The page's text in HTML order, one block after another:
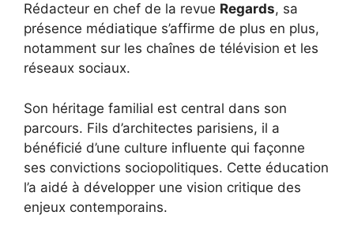
Rédacteur en chef de la revue Regards, sa
présence médiatique s’affirme de plus en plus,
notamment sur les chaînes de télévision et les
réseaux sociaux.
Son héritage familial est central dans son
parcours. Fils d’architectes parisiens, il a
bénéficié d’une culture influente qui façonne
ses convictions sociopolitiques. Cette éducation
l’a aidé à développer une vision critique des
enjeux contemporains.